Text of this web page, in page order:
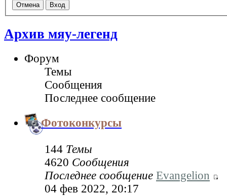
Архив мяу-легенд
Форум
Темы
Сообщения
Последнее сообщение
Фотоконкурсы
144 Темы
4620 Сообщения
Последнее сообщение Evangelion
04 фев 2022, 20:17